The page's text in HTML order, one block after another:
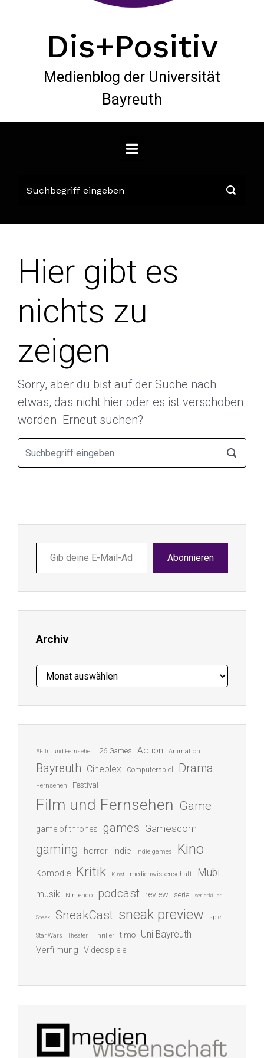
Dis+Positiv
Medienblog der Universität
Bayreuth
Hier gibt es
nichts zu
zeigen
Sorry, aber du bist auf der Suche nach
etwas, das nicht hier oder es ist verschoben
worden. Erneut suchen?
deine
E-
ein ...
Abonnieren
Archiv
Archiv
#Film und Fernsehen 26 Games Action Animation
Bayreuth Cineplex Computerspiel Drama
Fernsehen Festival
Film und Fernsehen Game
game of thrones games Gamescom
gaming horror indie Indie games Kino
Komödie Kritik Kunst medienwissenschaft Mubi
musik Nintendo podcast review serie serienkiller
Sneak SneakCast sneak preview spiel
Star Wars Theater Thriller timo Uni Bayreuth
Verfilmung Videospiele